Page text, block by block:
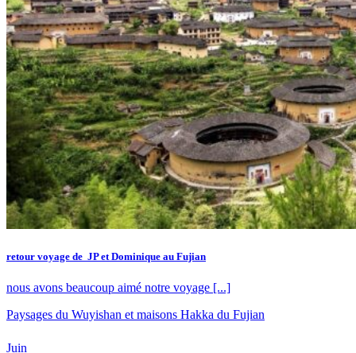
retour voyage de JP et Dominique au Fujian
nous avons beaucoup aimé notre voyage [...]
Paysages du Wuyishan et maisons Hakka du Fujian
Juin